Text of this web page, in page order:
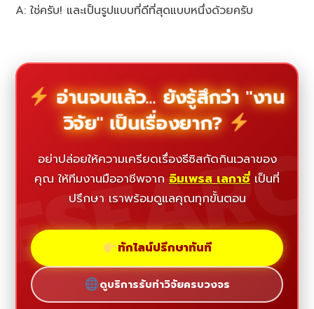
A: ใช่ครับ! และเป็นรูปแบบที่ดีที่สุดแบบหนึ่งด้วยครับ
อ่านจบแล้ว... ยังรู้สึกว่า "งาน
วิจัย" เป็นเรื่องยาก?
อย่าปล่อยให้ความเครียดเรื่องธีซิสกัดกินเวลาของ
คุณ ให้ทีมงานมืออาชีพจาก อิมเพรส เลกาซี่ เป็นที่
ปรึกษา เราพร้อมดูแลคุณทุกขั้นตอน
ทักไลน์ปรึกษาทันที
ดูบริการรับทำวิจัยครบวงจร